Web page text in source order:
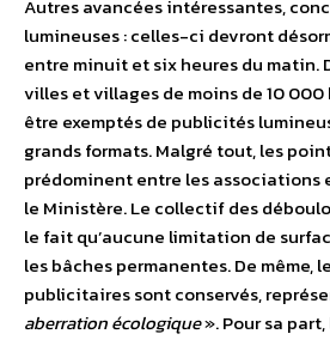
Autres avancées intéressantes,
lumineuses : celles-ci devront
entre minuit et six heures du matin.
villes et villages de moins de 10
être exemptés de publicités
grands formats. Malgré tout, les
prédominent entre les associations
le Ministère. Le collectif des
le fait qu’aucune limitation de
les bâches permanentes. De même,
publicitaires sont conservés,
aberration écologique». Pour sa